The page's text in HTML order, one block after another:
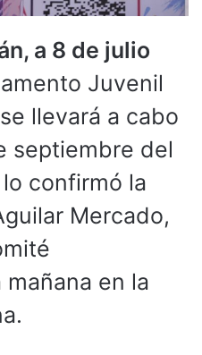
a 8 de julio
Juvenil
llevará a cabo
septiembre del
confirmó la
Mercado,
en la